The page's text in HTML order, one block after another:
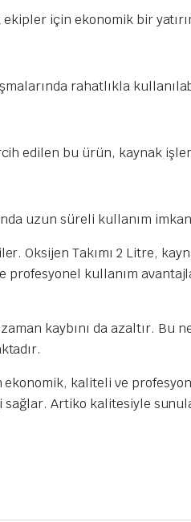
için ekonomik bir
rahatlıkla
edilen bu ürün, kaynak
uzun süreli kullanım
Oksijen Takımı 2 Litre,
profesyonel kullanım
kaybını da azaltır. Bu
ekonomik, kaliteli ve
Artiko kalitesiyle